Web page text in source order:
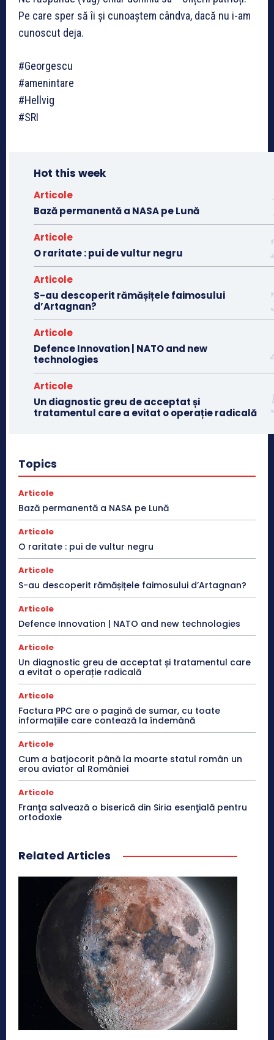
Pe care sper să îi și cunoaștem cândva, dacă nu i-am
cunoscut deja.
#Georgescu
#amenintare
#Hellvig
#SRI
Hot this week
Articole
Bază permanentă a NASA pe Lună
Articole
O raritate : pui de vultur negru
Articole
S-au descoperit rămășițele faimosului
d’Artagnan?
Articole
Defence Innovation | NATO and new
technologies
Articole
Un diagnostic greu de acceptat și
tratamentul care a evitat o operație radicală
Topics
Articole
Bază permanentă a NASA pe Lună
Articole
O raritate : pui de vultur negru
Articole
S-au descoperit rămășițele faimosului d’Artagnan?
Articole
Defence Innovation | NATO and new technologies
Articole
Un diagnostic greu de acceptat și tratamentul care
a evitat o operație radicală
Articole
Factura PPC are o pagină de sumar, cu toate
informațiile care contează la îndemână
Articole
Cum a batjocorit până la moarte statul român un
erou aviator al României
Articole
Franţa salvează o biserică din Siria esenţială pentru
ortodoxie
Related Articles